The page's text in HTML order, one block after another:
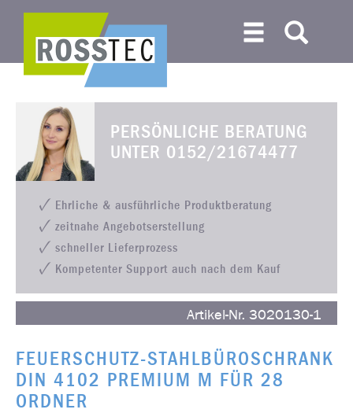
PERSÖNLICHE BERATUNG
UNTER 0152/21674477
Ehrliche & ausführliche Produktberatung
zeitnahe Angebotserstellung
schneller Lieferprozess
Kompetenter Support auch nach dem Kauf
Artikel-Nr. 3020130-1
FEUERSCHUTZ-STAHLBÜROSCHRANK
DIN 4102 PREMIUM M FÜR 28
ORDNER